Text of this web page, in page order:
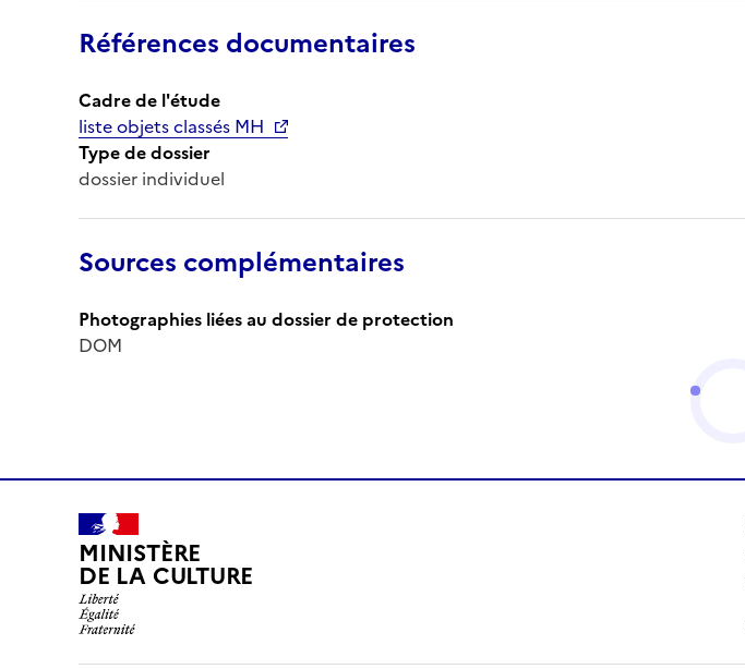
Références documentaires
Cadre de l'étude
liste objets classés MH
Type de dossier
dossier individuel
Sources complémentaires
Photographies liées au dossier de protection
DOM
MINISTÈRE
DE LA CULTURE